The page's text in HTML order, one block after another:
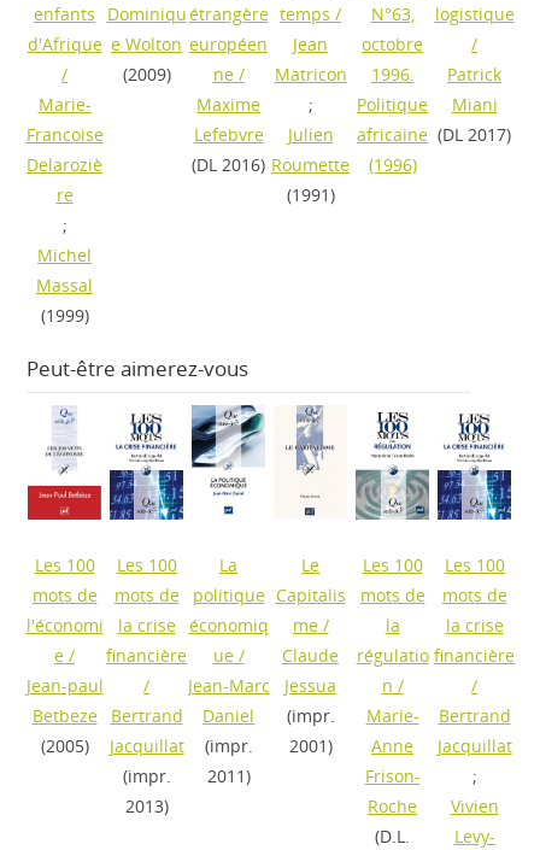
enfants
d'Afrique
/
Marie-
Francoise
Delaroziè
re
;
Michel
Massal
(1999)
Dominiqu
e Wolton
(2009)
étrangère
européen
ne/
Maxime
Lefebvre
(DL 2016)
temps /
Jean
Matricon
;
Julien
Roumette
(1991)
N°63,
octobre
1996.
Politique
africaine
(1996)
logistique
/
Patrick
Miani
(DL 2017)
Peut-être aimerez-vous
Les 100
mots de
l'économi
e /
Jean-paul
Betbeze
(2005)
Les 100
mots de
la crise
financière
/
Bertrand
Jacquillat
(impr.
2013)
La
politique
économiq
ue/
Jean-Marc
Daniel
(impr.
2011)
Le
Capitalis
me/
Claude
Jessua
(impr.
2001)
Les 100
mots de
la
régulatio
n /
Marie-
Anne
Frison-
Roche
(D.L.
Les 100
mots de
la crise
financière
/
Bertrand
Jacquillat
;
Vivien
Levy-